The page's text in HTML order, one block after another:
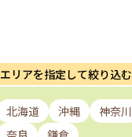
エリアを指定して絞り込む
北海道 沖縄 神奈川